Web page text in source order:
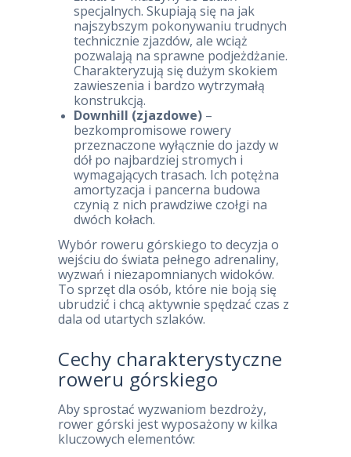
specjalnych. Skupiają się na jak
najszybszym pokonywaniu trudnych
technicznie zjazdów, ale wciąż
pozwalają na sprawne podjeżdżanie.
Charakteryzują się dużym skokiem
zawieszenia i bardzo wytrzymałą
konstrukcją.
Downhill (zjazdowe)–
bezkompromisowe rowery
przeznaczone wyłącznie do jazdy w
dół po najbardziej stromych i
wymagających trasach. Ich potężna
amortyzacja i pancerna budowa
czynią z nich prawdziwe czołgi na
dwóch kołach.
Wybór roweru górskiego to decyzja o
wejściu do świata pełnego adrenaliny,
wyzwań i niezapomnianych widoków.
To sprzęt dla osób, które nie boją się
ubrudzić i chcą aktywnie spędzać czas z
dala od utartych szlaków.
Cechy charakterystyczne
roweru górskiego
Aby sprostać wyzwaniom bezdroży,
rower górski jest wyposażony w kilka
kluczowych elementów: